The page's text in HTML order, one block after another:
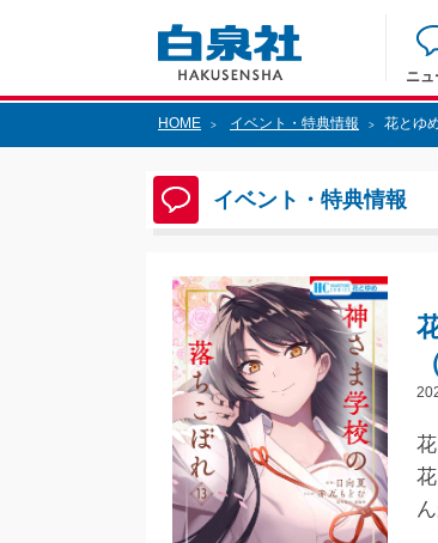
ニュ
HOME > イベント・特典情報 > 花とゆ
イベント・特典情報